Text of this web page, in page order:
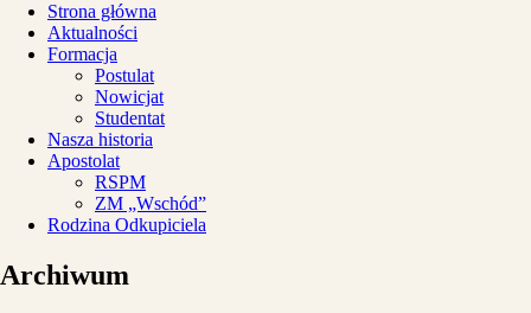
Strona główna
Aktualności
Formacja
Postulat
Nowicjat
Studentat
Nasza historia
Apostolat
RSPM
ZM „Wschód”
Rodzina Odkupiciela
Archiwum